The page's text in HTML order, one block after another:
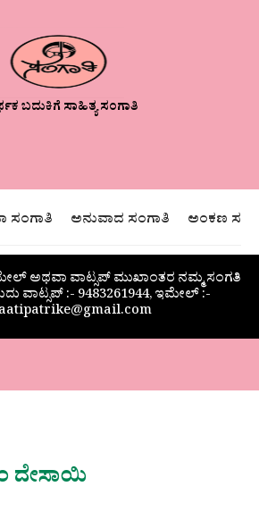
ಬದುಕಿಗೆ ಸಾಹಿತ್ಯ ಸಂಗಾತಿ
ಸಂಗಾತಿ ಅನುವಾದ ಸಂಗಾತಿ ಅಂಕಣ
ಅಥವಾ ವಾಟ್ಸಪ್ ಮುಖಾಂತರ ನಮ್ಮ ಸಂಗತಿ
ವಾಟ್ಸಪ್‌ :- 9483261944, ಇಮೇಲ್ :-
ದೇಸಾಯಿ